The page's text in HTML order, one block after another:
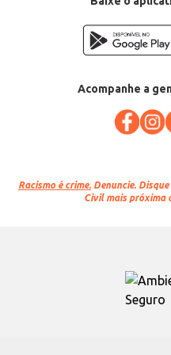
Acompanhe a
Racismo é crime. Denuncie.
Civil mais próxima